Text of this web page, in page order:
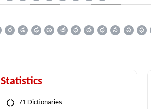
ఠ డ ఢ ణ త థ ద ధ న ప ఫ
Statistics
71 Dictionaries